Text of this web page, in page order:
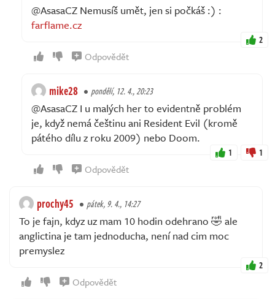
@AsasaCZ Nemusíš umět, jen si počkáš :) :
farflame.cz
2
Odpovědět
mike28 pondělí, 12. 4., 20:23
@AsasaCZ I u malých her to evidentně problém
je, když nemá češtinu ani Resident Evil (kromě
pátého dílu z roku 2009) nebo Doom.
1 1
Odpovědět
prochy45 pátek, 9. 4., 14:27
To je fajn, kdyz uz mam 10 hodin odehrano 🤣 ale
anglictina je tam jednoducha, není nad cim moc
premyslez
2
Odpovědět